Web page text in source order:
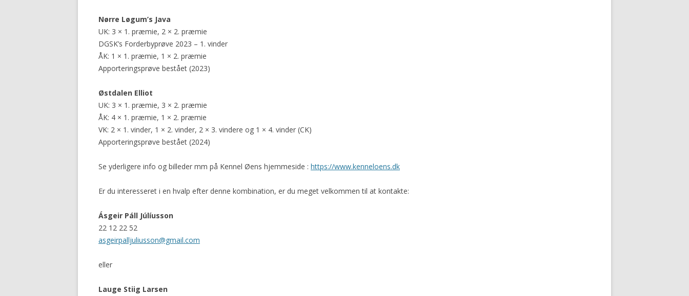
Nørre Løgum’s Java
UK: 3 × 1. præmie, 2 × 2. præmie
DGSK’s Forderbyprøve 2023 – 1. vinder
ÅK: 1 × 1. præmie, 1 × 2. præmie
Apporteringsprøve bestået (2023)
Østdalen Elliot
UK: 3 × 1. præmie, 3 × 2. præmie
ÅK: 4 × 1. præmie, 1 × 2. præmie
VK: 2 × 1. vinder, 1 × 2. vinder, 2 × 3. vindere og 1 × 4. vinder (CK)
Apporteringsprøve bestået (2024)
Se yderligere info og billeder mm på Kennel Øens hjemmeside : https://www.kenneloens.dk
Er du interesseret i en hvalp efter denne kombination, er du meget velkommen til at kontakte:
Ásgeir Páll Júlíusson
22 12 22 52
asgeirpalljuliusson@gmail.com
eller
Lauge Stiig Larsen